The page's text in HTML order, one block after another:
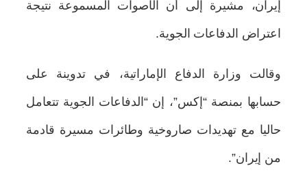
إيران، مشيرة إلى أن الأصوات المسموعة نتيجة
اعتراض الدفاعات الجوية.
وقالت وزارة الدفاع الإماراتية، في تدوينة على
حسابها بمنصة “إكس”، إن “الدفاعات الجوية تتعامل
حاليا مع تهديدات صاروخية وطائرات مسيرة قادمة
من إيران”.